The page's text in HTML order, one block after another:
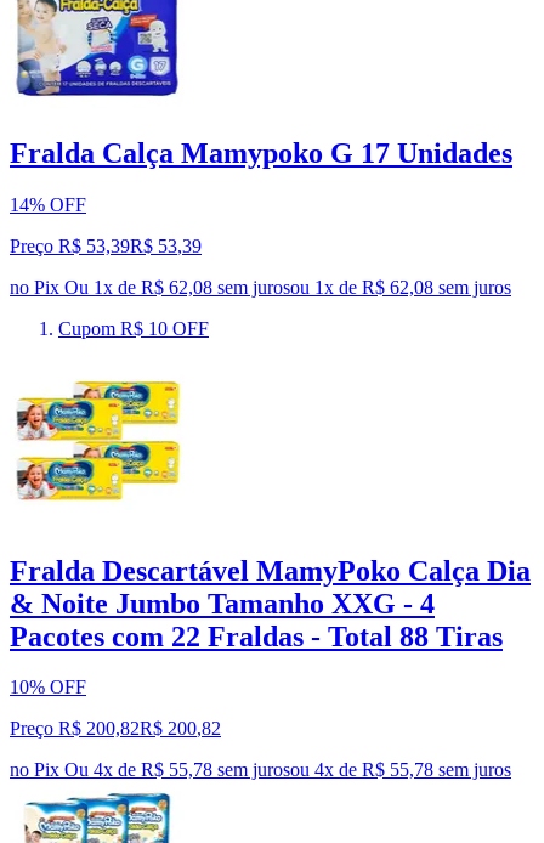
Fralda Calça Mamypoko G 17 Unidades
14% OFF
Preço R$ 53,39R$ 53,39
no Pix Ou 1x de R$ 62,08 sem jurosou 1x de R$ 62,08 sem juros
Cupom R$ 10 OFF
Fralda Descartável MamyPoko Calça Dia
& Noite Jumbo Tamanho XXG - 4
Pacotes com 22 Fraldas - Total 88 Tiras
10% OFF
Preço R$ 200,82R$ 200,82
no Pix Ou 4x de R$ 55,78 sem jurosou 4x de R$ 55,78 sem juros